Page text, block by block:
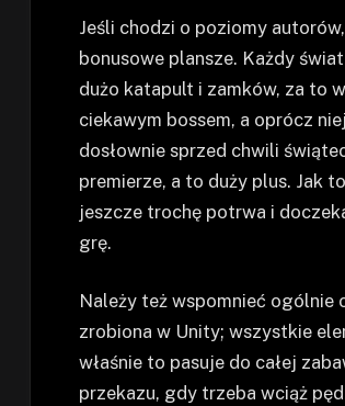
Jeśli chodzi o poziomy
bonusowe plansze. Każdy
dużo katapult i zamków, za to
ciekawym bossem, a oprócz
dosłownie sprzed chwili
premierze, a to duży plus. Jak
jeszcze trochę potrwa i
grę.
Należy też wspomnieć ogólnie
zrobiona w Unity; wszystkie
właśnie to pasuje do całej
przekazu, gdy trzeba wciąż